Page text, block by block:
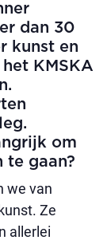
dan 30
kunst en
KMSKA
om
te gaan?
we van
Ze
allerlei